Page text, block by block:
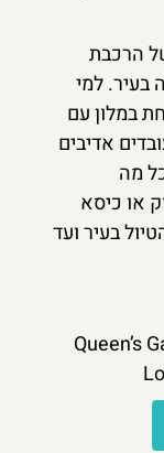
הרכבת
בעיר. למי
במלון עם
אדיבים
מה
או כיסא
בעיר ועד
54